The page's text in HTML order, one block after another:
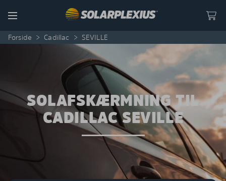
Menu
Forside > Cadillac > SEVILLE
SOLAFSKÆRMNING TIL
CADILLAC SEVILLE